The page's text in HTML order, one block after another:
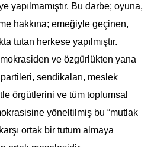
yapılmamıştır. Bu darbe; oyuna,
hakkına; emeğiyle geçinen,
tutan herkese yapılmıştır.
ve özgürlükten yana
sendikaları, meslek
örgütlerini ve tüm toplumsal
yöneltilmiş bu “mutlak
ortak bir tutum almaya